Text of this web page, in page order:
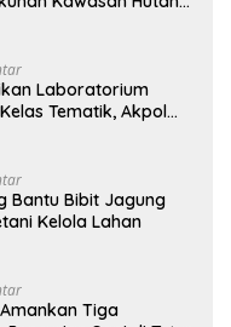
Laboratorium
Tematik, Akpol
Bantu Bibit Jagung
Kelola Lahan
Tiga